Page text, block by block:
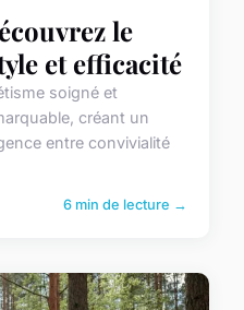
le
et efficacité
soigné et
créant un
entre convivialité
6 min de lecture →